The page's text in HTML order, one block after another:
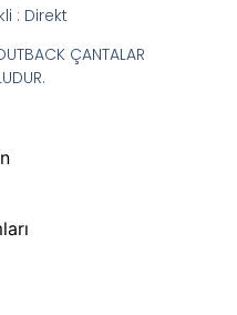
: Direkt
ÇANTALAR